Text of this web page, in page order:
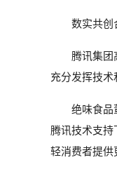
数实共创
腾讯集团
充分发挥技
绝味食品
腾讯技术支
轻消费者提供